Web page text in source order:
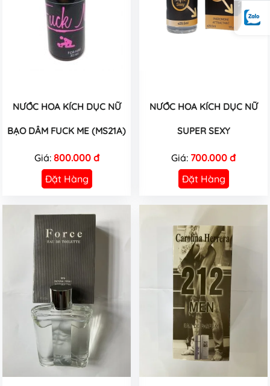
NƯỚC HOA KÍCH DỤC NỮ
BẠO DÂM FUCK ME (MS21A)
Giá: 800.000 đ
Đặt Hàng
NƯỚC HOA KÍCH DỤC NỮ
SUPER SEXY
Giá: 700.000 đ
Đặt Hàng